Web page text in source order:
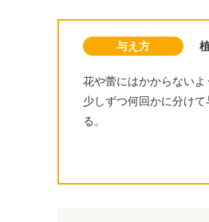
与え方
花や蕾にはかからないよ
少しずつ何回かに分けて
る。